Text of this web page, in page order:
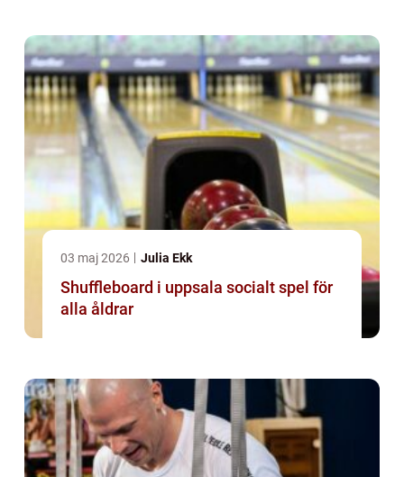
03 maj 2026 Julia Ekk
Shuffleboard i uppsala socialt spel för
alla åldrar